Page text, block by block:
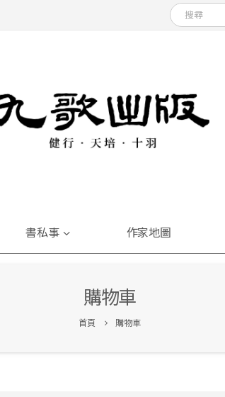
書私事 作家地圖
購物車
首頁 購物車